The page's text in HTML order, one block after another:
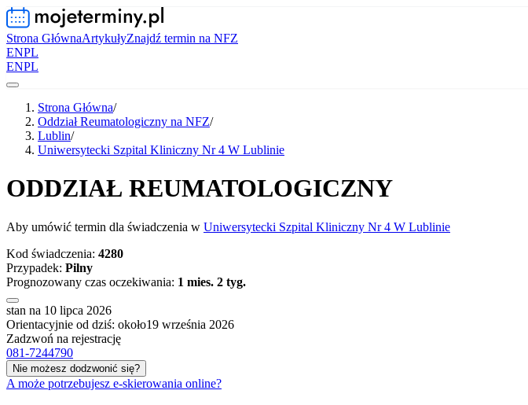
Strona GłównaArtykułyZnajdź termin na NFZ
ENPL
ENPL
Strona Główna/
Oddział Reumatologiczny na NFZ/
Lublin/
Uniwersytecki Szpital Kliniczny Nr 4 W Lublinie
ODDZIAŁ REUMATOLOGICZNY
Aby umówić termin dla świadczenia w Uniwersytecki Szpital Kliniczny Nr 4 W Lublinie
Kod świadczenia: 4280
Przypadek: Pilny
Prognozowany czas oczekiwania: 1 mies. 2 tyg.
stan na 10 lipca 2026
Orientacyjnie od dziś: około19 września 2026
Zadzwoń na rejestrację
081-7244790
Nie możesz dodzwonić się?
A może potrzebujesz e-skierowania online?